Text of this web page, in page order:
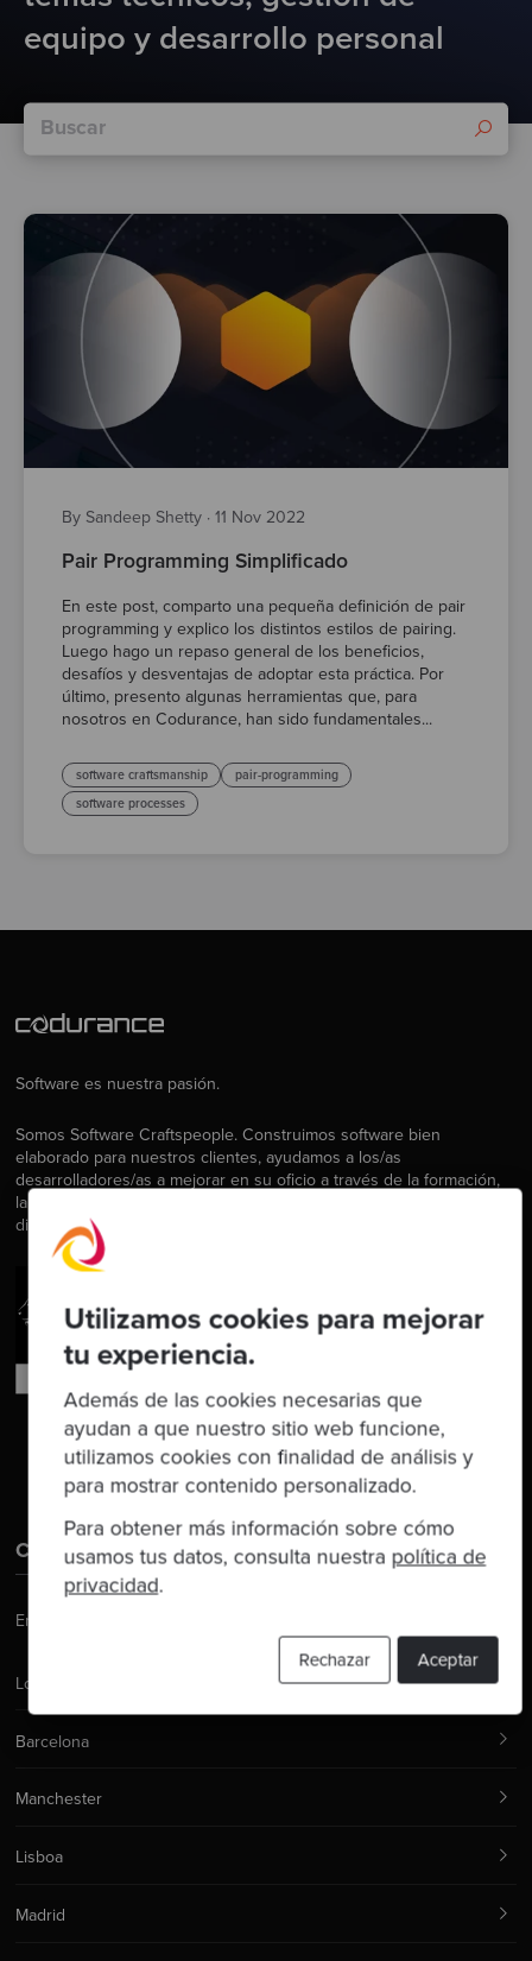
Utilizamos cookies para mejorar
tu experiencia.
Además de las cookies necesarias que
ayudan a que nuestro sitio web funcione,
utilizamos cookies con finalidad de análisis y
para mostrar contenido personalizado.
Para obtener más información sobre cómo
usamos tus datos, consulta nuestra política de
privacidad.
Aceptar
Rechazar
equipo y desarrollo personal
By Sandeep Shetty · 11 Nov 2022
Pair Programming Simplificado
En este post, comparto una pequeña definición de pair
programming y explico los distintos estilos de pairing.
Luego hago un repaso general de los beneficios,
desafíos y desventajas de adoptar esta práctica. Por
último, presento algunas herramientas que, para
nosotros en Codurance, han sido fundamentales...
software craftsmanship
pair-programming
software processes
Software es nuestra pasión.
Somos Software Craftspeople. Construimos software bien
elaborado para nuestros clientes, ayudamos a los/as
desarrolladores/as a mejorar en su oficio a través de la formación,
la orientación y la tutoría. Ayudamos a las empresas a mejorar en la
distribución de software.
Contáctanos
Email:
Londres
Barcelona
Manchester
Lisboa
Madrid